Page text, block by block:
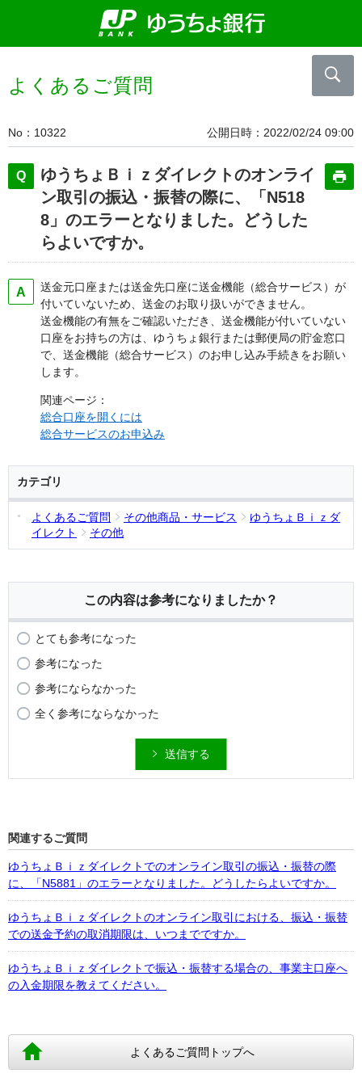
よくあるご質問
No 10322 公開日時 2022/02/24 09:00
ゆうちょＢｉｚダイレクトのオンライ
ン取引の振込・振替の際に、「N518
8」のエラーとなりました。どうした
らよいですか。
送金元口座または送金先口座に送金機能（総合サービス）が
付いていないため、送金のお取り扱いができません。
送金機能の有無をご確認いただき、送金機能が付いていない
口座をお持ちの方は、ゆうちょ銀行または郵便局の貯金窓口
で、送金機能（総合サービス）のお申し込み手続きをお願い
します。
関連ページ：
総合口座を開くには
総合サービスのお申込み
カテゴリ
よくあるご質問 その他商品・サービス
ゆうちょＢｉｚダ
イレクト
その他
この内容は参考になりましたか？
とても参考になった
参考になった
参考にならなかった
全く参考にならなかった
送信する
関連するご質問
ゆうちょＢｉｚダイレクトでのオンライン取引の振込・振替の際
に、「N5881」のエラーとなりました。どうしたらよいですか。
ゆうちょＢｉｚダイレクトのオンライン取引における、振込・振替
での送金予約の取消期限は、いつまでですか。
ゆうちょＢｉｚダイレクトで振込・振替する場合の、事業主口座へ
の入金期限を教えてください。
よくあるご質問トップへ